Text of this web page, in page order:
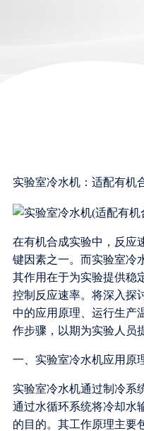
实验室冷水机：适配有机
在有机合成实验中，反应
键因素之一。而实验室冷
其作用在于为实验提供稳
控制反应速率。将深入探
中的应用原理、运行生产
作步骤，以期为实验人员
一、实验室冷水机应用原
实验室冷水机通过制冷系
通过水循环系统将冷却水
的目的。其工作原理主要